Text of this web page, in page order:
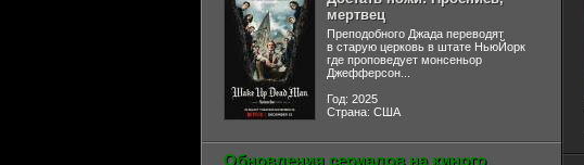
мертвец
Преподобного Джада переводят
в старую церковь в штате НьюЙорк
где проповедует монсеньор
Джефферсон...
Год: 2025
Страна: США
Обновления сериалов на киного